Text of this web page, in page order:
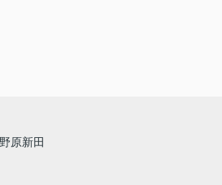
原新田